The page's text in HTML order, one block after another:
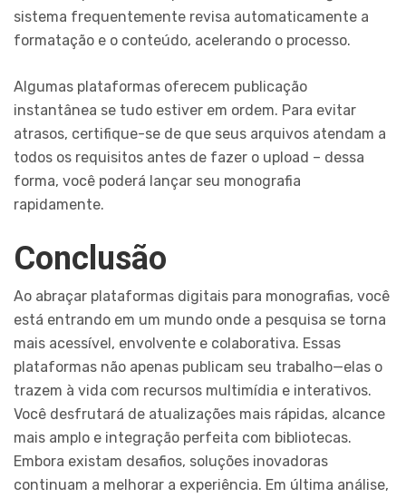
sistema frequentemente revisa automaticamente a
formatação e o conteúdo, acelerando o processo.
Algumas plataformas oferecem publicação
instantânea se tudo estiver em ordem. Para evitar
atrasos, certifique-se de que seus arquivos atendam a
todos os requisitos antes de fazer o upload – dessa
forma, você poderá lançar seu monografia
rapidamente.
Conclusão
Ao abraçar plataformas digitais para monografias, você
está entrando em um mundo onde a pesquisa se torna
mais acessível, envolvente e colaborativa. Essas
plataformas não apenas publicam seu trabalho—elas o
trazem à vida com recursos multimídia e interativos.
Você desfrutará de atualizações mais rápidas, alcance
mais amplo e integração perfeita com bibliotecas.
Embora existam desafios, soluções inovadoras
continuam a melhorar a experiência. Em última análise,